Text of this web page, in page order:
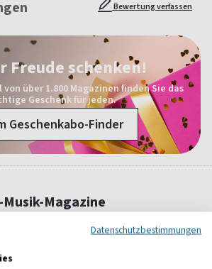
Bewertung verfassen
Freude schenken!
von über 1.800 Magazinen finden Sie das
Geschenk für jeden.
Geschenkabo-Finder
Magazine
Datenschutzbestimmungen